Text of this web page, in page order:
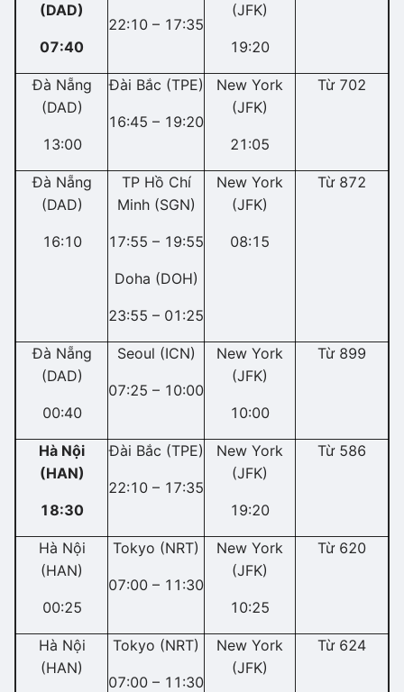
(DAD)
07:40
22:10 – 17:35
(JFK)
19:20
Đà Nẵng
(DAD)
13:00
Đài Bắc (TPE)
16:45 – 19:20
New York
(JFK)
21:05
Từ 702
Đà Nẵng
(DAD)
16:10
TP Hồ Chí
Minh (SGN)
17:55 – 19:55
Doha (DOH)
23:55 – 01:25
New York
(JFK)
08:15
Từ 872
Đà Nẵng
(DAD)
00:40
Seoul (ICN)
07:25 – 10:00
New York
(JFK)
10:00
Từ 899
Hà Nội
(HAN)
18:30
Đài Bắc (TPE)
22:10 – 17:35
New York
(JFK)
19:20
Từ 586
Hà Nội
(HAN)
00:25
Tokyo (NRT)
07:00 – 11:30
New York
(JFK)
10:25
Từ 620
Hà Nội
(HAN)
Tokyo (NRT)
07:00 – 11:30
New York
(JFK)
Từ 624